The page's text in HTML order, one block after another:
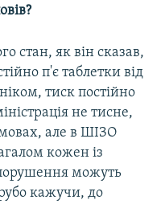
стан, як він сказав,
п'є таблетки від
тиск постійно
не тисне,
але в ШІЗО
кожен із
можуть
кажучи, до